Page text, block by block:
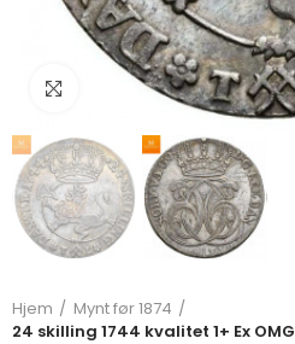
Klikk for å forstørre
Hjem
Mynt før 1874
24 skilling 1744 kvalitet 1+ Ex OMG